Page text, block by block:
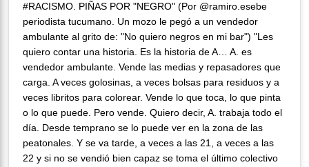
#RACISMO. PIÑAS POR "NEGRO" (Por @ramiro.esebe
periodista tucumano. Un mozo le pegó a un vendedor
ambulante al grito de: "No quiero negros en mi bar") "Les
quiero contar una historia. Es la historia de A… A. es
vendedor ambulante. Vende las medias y repasadores que
carga. A veces golosinas, a veces bolsas para residuos y a
veces libritos para colorear. Vende lo que toca, lo que pinta
o lo que puede. Pero vende. Quiero decir, A. trabaja todo el
día. Desde temprano se lo puede ver en la zona de las
peatonales. Y se va tarde, a veces a las 21, a veces a las
22 y si no se vendió bien capaz se toma el último colectivo